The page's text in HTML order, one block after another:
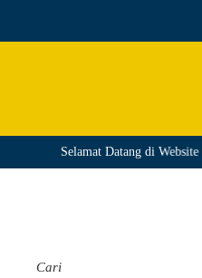
Selamat Datang di Website
Cari